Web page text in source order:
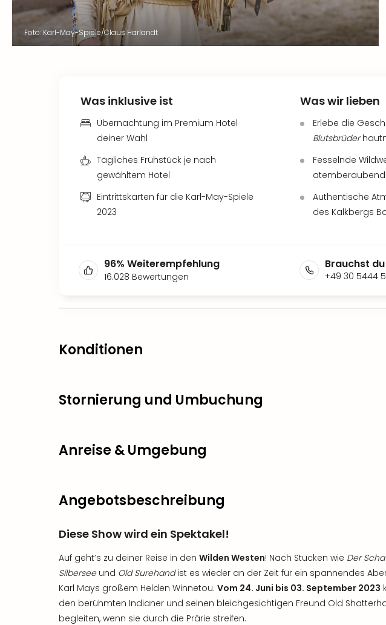
Foto: Karl-May-Spiele/Claus Harlandt
Was inklusive ist
Übernachtung im Premium Hotel
deiner Wahl
Tägliches Frühstück je nach
gewähltem Hotel
Eintrittskarten für die Karl-May-Spiele
2023
Was wir lieben
Erlebe die
Blutsbrüder
Fesselnde
Authentische
des Kalkbergs
96% Weiterempfehlung
16.028 Bewertungen
Brauchst
+49 30 5444
Konditionen
Stornierung und Umbuchung
Anreise & Umgebung
Angebotsbeschreibung
Diese Show wird ein Spektakel!
Auf geht’s zu deiner Reise in den Wilden Westen! Nach Stücken wie Der
Silberseeund Old Surehandist es wieder an der Zeit für ein spannendes
Karl Mays großem Helden Winnetou. Vom 24. Juni bis 03. September 2023
den berühmten Indianer und seinen bleichgesichtigen Freund Old
begleiten, wenn sie durch die Prärie streifen.